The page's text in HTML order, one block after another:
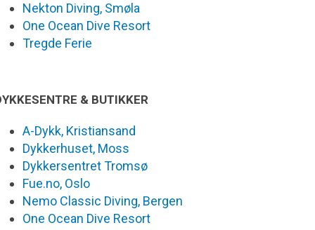
Nekton Diving, Smøla
One Ocean Dive Resort
Tregde Ferie
& BUTIKKER
A-Dykk, Kristiansand
Dykkerhuset, Moss
Dykkersentret Tromsø
Fue.no, Oslo
Nemo Classic Diving, Bergen
One Ocean Dive Resort